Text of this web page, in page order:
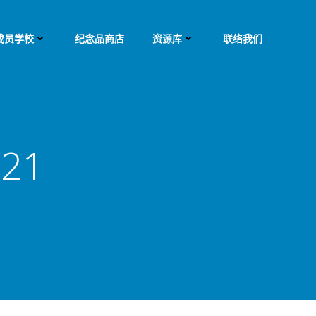
员学校 纪念品商店 资源库 联络我们